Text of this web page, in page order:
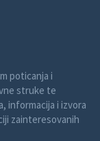
poticanja i
struke te
informacija i izvora
zainteresovanih